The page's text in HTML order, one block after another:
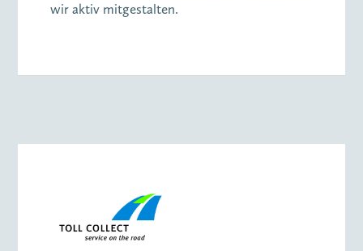
wir aktiv mitgestalten.